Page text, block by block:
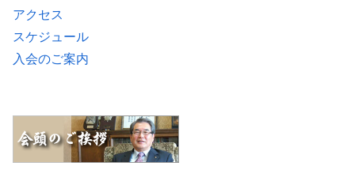
アクセス
スケジュール
入会のご案内